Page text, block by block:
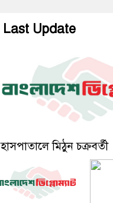
Last Update
হাসপাতালে মিঠুন চক্রবর্তী